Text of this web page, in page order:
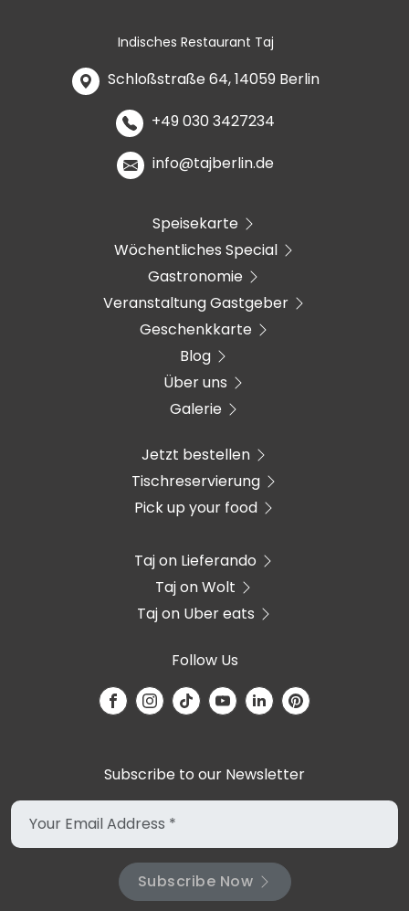
Indisches Restaurant Taj
Schloßstraße 64, 14059 Berlin
+49 030 3427234
info@tajberlin.de
Speisekarte
Wöchentliches Special
Gastronomie
Veranstaltung Gastgeber
Geschenkkarte
Blog
Über uns
Galerie
Jetzt bestellen
Tischreservierung
Pick up your food
Taj on Lieferando
Taj on Wolt
Taj on Uber eats
Follow Us
Subscribe to our Newsletter
Subscribe Now